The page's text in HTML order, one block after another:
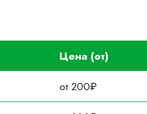
Цена (от)
от 200₽